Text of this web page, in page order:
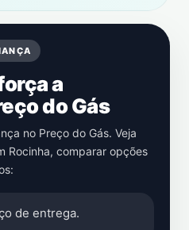
a
do Gás
no Preço do Gás. Veja
Rocinha, comparar opções
de entrega.